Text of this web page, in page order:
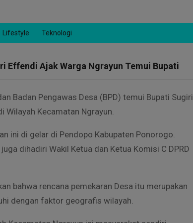
Lifestyle Teknologi
Effendi Ajak Warga Ngrayun Temui Bupati
Badan Pengawas Desa (BPD) temui Bupati Sugiri
Wilayah Kecamatan Ngrayun.
ini di gelar di Pendopo Kabupaten Ponorogo.
dihadiri Wakil Ketua dan Ketua Komisi C DPRD
bahwa rencana pemekaran Desa itu merupakan
dengan faktor geografis wilayah.